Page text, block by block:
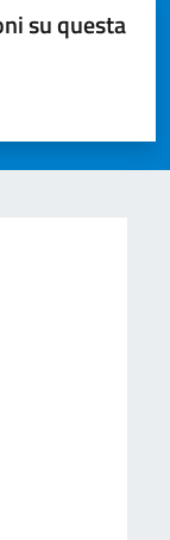
su questa